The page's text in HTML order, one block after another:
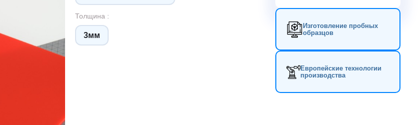
Толщина :
3мм
Изготовление пробных
образцов
Европейские технологии
производства